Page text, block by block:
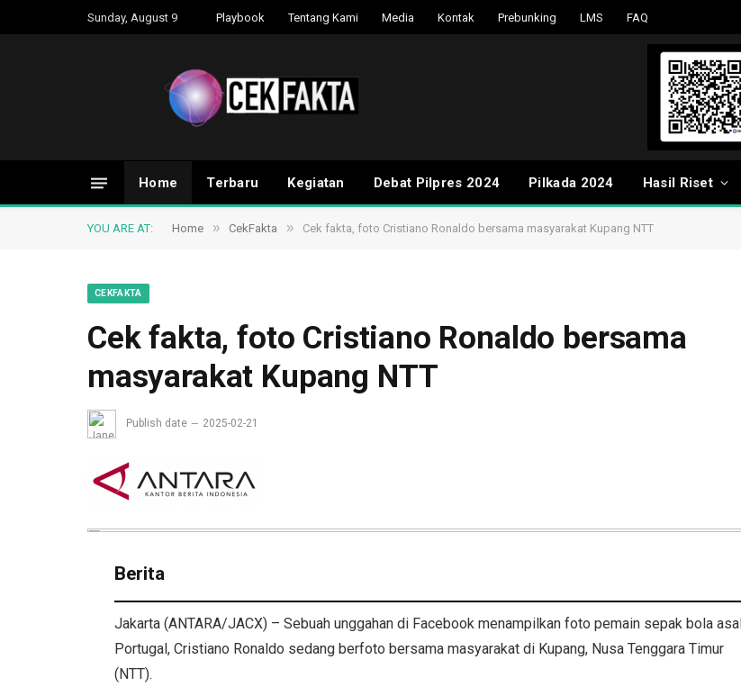
Sunday, August 9 Playbook Tentang Kami Media Kontak Prebunking LMS FAQ
Home Terbaru Kegiatan Debat Pilpres 2024 Pilkada 2024 Hasil Riset
YOU ARE AT: Home » CekFakta » Cek fakta, foto Cristiano Ronaldo bersama masyarakat Kupang NTT
CEKFAKTA
Cek fakta, foto Cristiano Ronaldo bersama
masyarakat Kupang NTT
Publish date 2025-02-21
Berita
Jakarta (ANTARA/JACX) – Sebuah unggahan di Facebook menampilkan foto pemain sepak bola asal
Portugal, Cristiano Ronaldo sedang berfoto bersama masyarakat di Kupang, Nusa Tenggara Timur
(NTT).